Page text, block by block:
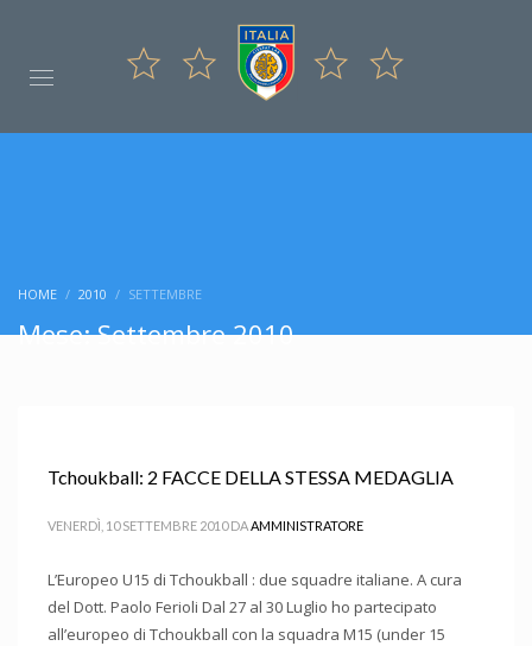
HOME 2010 SETTEMBRE
Mese: Settembre 2010
Tchoukball: 2 FACCE DELLA STESSA MEDAGLIA
VENERDÌ, 10 SETTEMBRE 2010 DAAMMINISTRATORE
L’Europeo U15 di Tchoukball : due squadre italiane. A cura
del Dott. Paolo Ferioli Dal 27 al 30 Luglio ho partecipato
all’europeo di Tchoukball con la squadra M15 (under 15